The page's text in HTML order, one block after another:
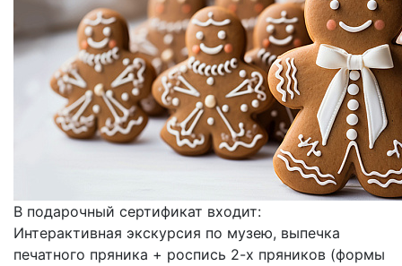
В подарочный сертификат входит:
Интерактивная экскурсия по музею, выпечка
печатного пряника + роспись 2-х пряников (формы